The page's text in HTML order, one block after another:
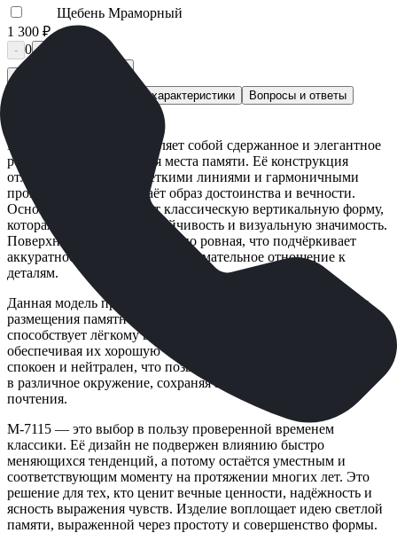
Щебень Мраморный
1 300 ₽
- 0 +
Быстрый заказ
Технические характеристики
Вопросы и ответы
Модель М-7115 представляет собой сдержанное и элегантное
решение для оформления места памяти. Её конструкция
отличается строгими, чёткими линиями и гармоничными
пропорциями, что создаёт образ достоинства и вечности.
Основной элемент имеет классическую вертикальную форму,
которая обеспечивает устойчивость и визуальную значимость.
Поверхность изделия идеально ровная, что подчёркивает
аккуратность исполнения и внимательное отношение к
деталям.
Данная модель предоставляет достаточно пространства для
размещения памятной информации. Чёткость линий и форм
способствует лёгкому восприятию текста и символов,
обеспечивая их хорошую читаемость. Внешний вид изделия
спокоен и нейтрален, что позволяет ему органично вписаться
в различное окружение, сохраняя атмосферу уважения и
почтения.
М-7115 — это выбор в пользу проверенной временем
классики. Её дизайн не подвержен влиянию быстро
меняющихся тенденций, а потому остаётся уместным и
соответствующим моменту на протяжении многих лет. Это
решение для тех, кто ценит вечные ценности, надёжность и
ясность выражения чувств. Изделие воплощает идею светлой
памяти, выраженной через простоту и совершенство формы.